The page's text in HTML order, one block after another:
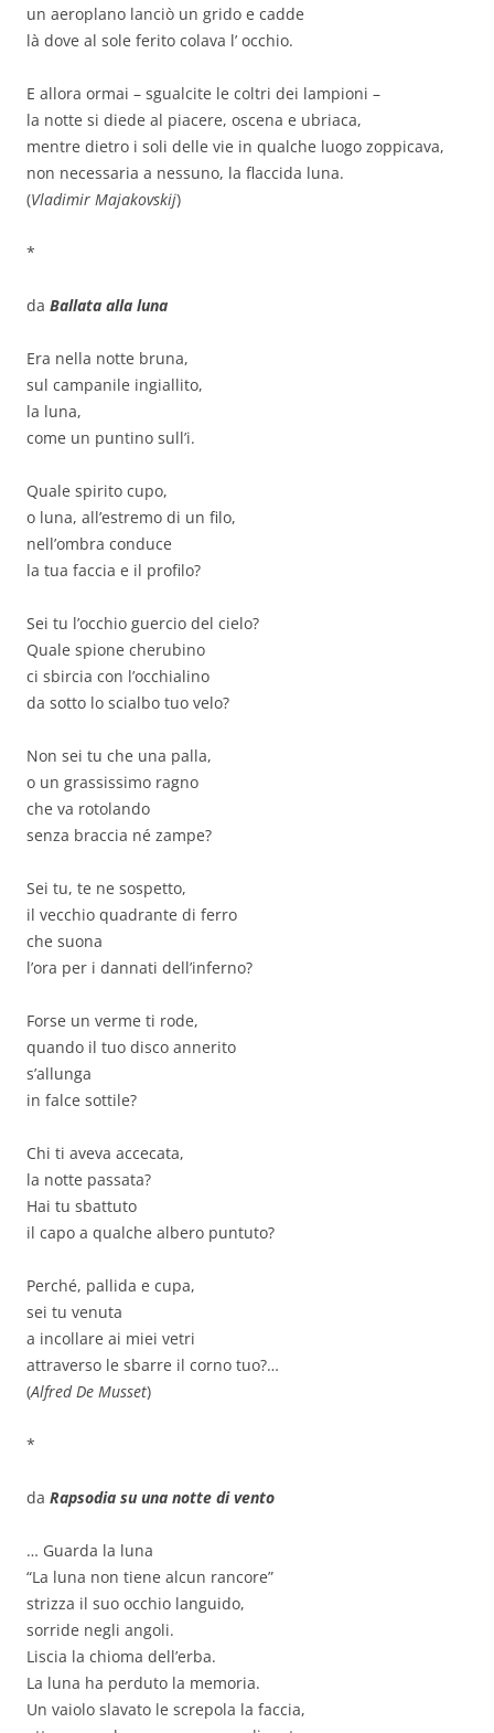
un aeroplano lanciò un grido e cadde
là dove al sole ferito colava l’ occhio.
E allora ormai – sgualcite le coltri dei lampioni –
la notte si diede al piacere, oscena e ubriaca,
mentre dietro i soli delle vie in qualche luogo zoppicava,
non necessaria a nessuno, la flaccida luna.
(Vladimir Majakovskij)
*
da Ballata alla luna
Era nella notte bruna,
sul campanile ingiallito,
la luna,
come un puntino sull’i.
Quale spirito cupo,
o luna, all’estremo di un filo,
nell’ombra conduce
la tua faccia e il profilo?
Sei tu l’occhio guercio del cielo?
Quale spione cherubino
ci sbircia con l’occhialino
da sotto lo scialbo tuo velo?
Non sei tu che una palla,
o un grassissimo ragno
che va rotolando
senza braccia né zampe?
Sei tu, te ne sospetto,
il vecchio quadrante di ferro
che suona
l’ora per i dannati dell’inferno?
Forse un verme ti rode,
quando il tuo disco annerito
s’allunga
in falce sottile?
Chi ti aveva accecata,
la notte passata?
Hai tu sbattuto
il capo a qualche albero puntuto?
Perché, pallida e cupa,
sei tu venuta
a incollare ai miei vetri
attraverso le sbarre il corno tuo?…
(Alfred De Musset)
*
da Rapsodia su una notte di vento
… Guarda la luna
“La luna non tiene alcun rancore”
strizza il suo occhio languido,
sorride negli angoli.
Liscia la chioma dell’erba.
La luna ha perduto la memoria.
Un vaiolo slavato le screpola la faccia,